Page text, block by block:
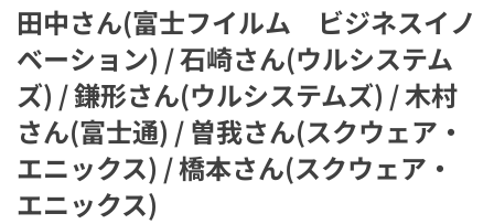
田中さん(富士フイルム ビジネスイノ
ベーション) / 石崎さん(ウルシステム
ズ) / 鎌形さん(ウルシステムズ) / 木村
さん(富士通) / 曽我さん(スクウェア・
エニックス) / 橋本さん(スクウェア・
エニックス)